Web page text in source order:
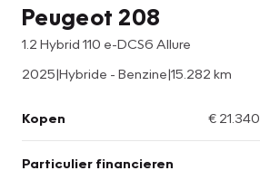
Peugeot 208
1.2 Hybrid 110 e-DCS6 Allure
2025|Hybride - Benzine|15.282 km
Kopen € 21.340
Particulier financieren